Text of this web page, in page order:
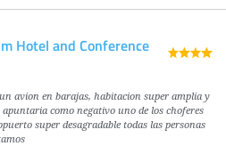
Hotel and Conference
avion en barajas, habitacion super amplia y
como negativo uno de los choferes
super desagradable todas las personas